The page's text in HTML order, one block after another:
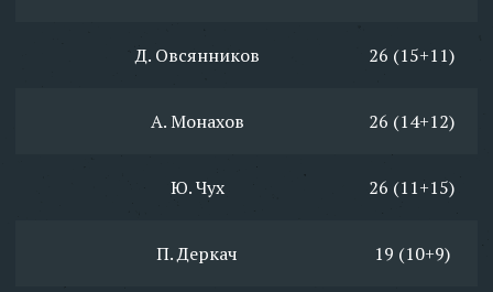
Д. Овсянников 26 (15+11)
А. Монахов 26 (14+12)
Ю. Чух 26 (11+15)
П. Деркач 19 (10+9)